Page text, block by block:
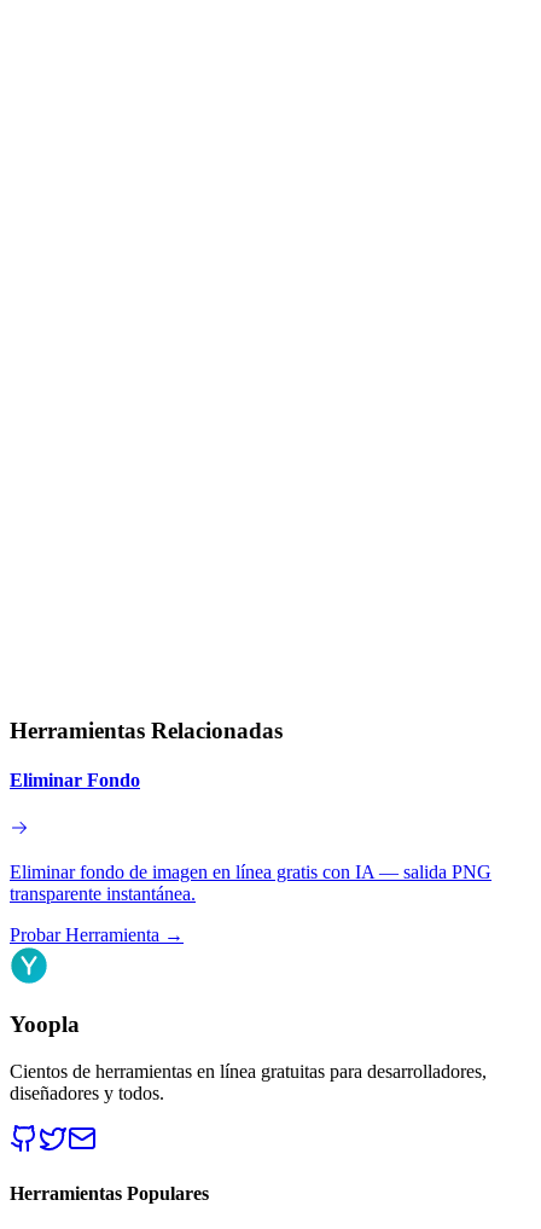
Herramientas Relacionadas
Eliminar Fondo
Eliminar fondo de imagen en línea gratis con IA — salida PNG
transparente instantánea.
Probar Herramienta →
Yoopla
Cientos de herramientas en línea gratuitas para desarrolladores,
diseñadores y todos.
Herramientas Populares